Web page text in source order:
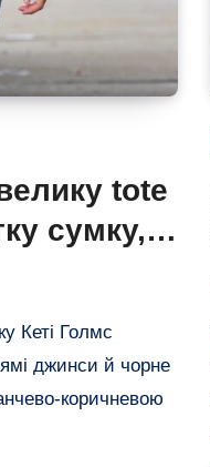
tote
сумку,
Кеті Голмс
джинси й чорне
коричневою